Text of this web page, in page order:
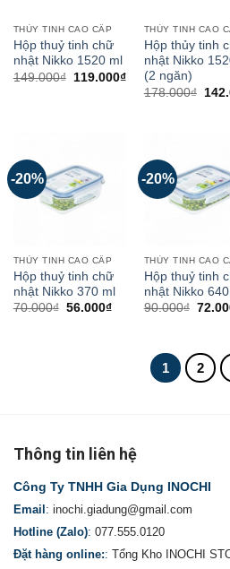
THỦY TINH CAO CẤP
Hộp thuỷ tinh chữ
nhật Nikko 1520 ml
149.000₫ 119.000₫
THỦY TINH CAO
Hộp thủy tinh
nhật Nikko
(2 ngăn)
178.000₫
-20%
THỦY TINH CAO CẤP
Hộp thuỷ tinh chữ
nhật Nikko 370 ml
70.000₫ 56.000₫
-20%
THỦY TINH CAO
Hộp thuỷ tinh
nhật Nikko 640
90.000₫
1 2
Thông tin liên hệ
Công Ty TNHH Gia Dụng INOCHI
Email : inochi.giadung@gmail.com
Hotline (Zalo): 077.555.0120
Đặt hàng online:: Tổng Kho INOCHI